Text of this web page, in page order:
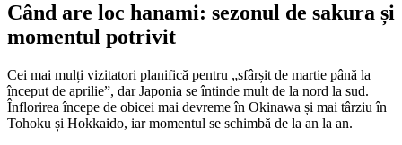
Când are loc hanami: sezonul de sakura și
momentul potrivit
Cei mai mulți vizitatori planifică pentru „sfârșit de martie până la
început de aprilie”, dar Japonia se întinde mult de la nord la sud.
Înflorirea începe de obicei mai devreme în Okinawa și mai târziu în
Tohoku și Hokkaido, iar momentul se schimbă de la an la an.